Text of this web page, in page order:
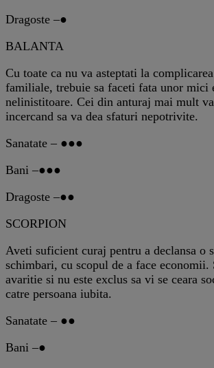
Dragoste –●
BALANTA
Cu toate ca nu va asteptati la
familiale, trebuie sa faceti fata unor mici
nelinistitoare. Cei din anturaj mai mult
incercand sa va dea sfaturi nepotrivite.
Sanatate – ●●●
Bani –●●●
Dragoste –●●
SCORPION
Aveti suficient curaj pentru a declansa o
schimbari, cu scopul de a face economii.
avaritie si nu este exclus sa vi se ceara
catre persoana iubita.
Sanatate – ●●
Bani –●